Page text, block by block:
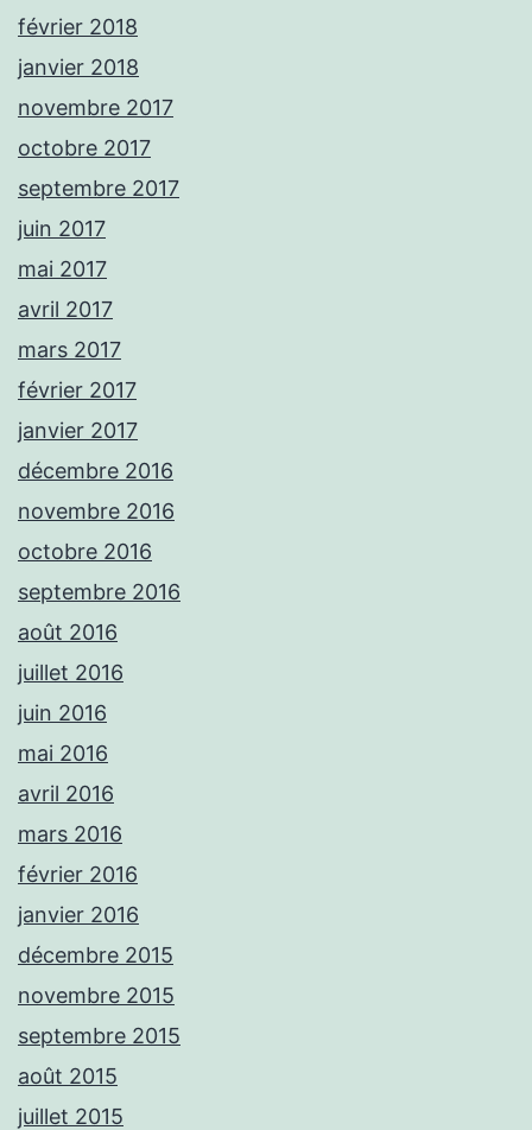
février 2018
janvier 2018
novembre 2017
octobre 2017
septembre 2017
juin 2017
mai 2017
avril 2017
mars 2017
février 2017
janvier 2017
décembre 2016
novembre 2016
octobre 2016
septembre 2016
août 2016
juillet 2016
juin 2016
mai 2016
avril 2016
mars 2016
février 2016
janvier 2016
décembre 2015
novembre 2015
septembre 2015
août 2015
juillet 2015